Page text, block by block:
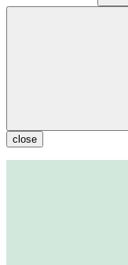
close